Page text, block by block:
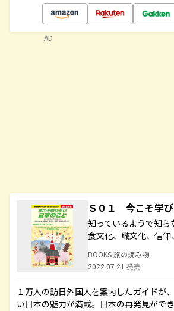
Ｓ０１ 今こそ学
知っているようで知
食文化、職文化、信
BOOKS 旅の読み物
2022.07.21 発売
１万人の訪日外国人を案内したガイドが
い日本の魅力が満載。日本の再発見がで
AD